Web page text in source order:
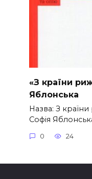
«З країни
Яблонська
Назва: З
Софія
0 24